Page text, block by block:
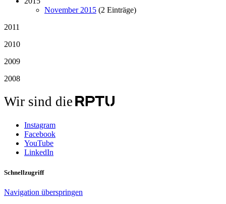
November 2015 (2 Einträge)
2011
2010
2009
2008
Wir sind die
Instagram
Facebook
YouTube
LinkedIn
Schnellzugriff
Navigation überspringen